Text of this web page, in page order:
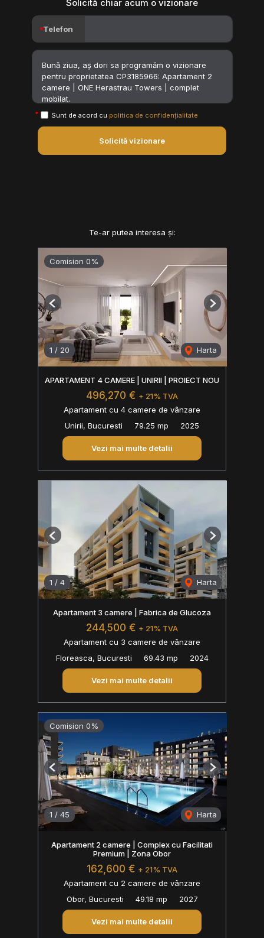
Solicită chiar acum o vizionare
Telefon
Sunt de acord cu politica de confidențialitate
Solicită vizionare
Te-ar putea interesa și:
Comision 0%
1 / 20 Harta
Previous Next
APARTAMENT 4 CAMERE | UNIRII | PROIECT NOU
496,270 € + 21% TVA
Apartament cu 4 camere de vânzare
Unirii, Bucuresti
79.25 mp 2025
Vezi mai multe detalii
1 / 4 Harta
Previous Next
Apartament 3 camere | Fabrica de Glucoza
244,500 € + 21% TVA
Apartament cu 3 camere de vânzare
Floreasca, Bucuresti
69.43 mp 2024
Vezi mai multe detalii
Comision 0%
1 / 45 Harta
Previous Next
Apartament 2 camere | Complex cu Facilitati
Premium | Zona Obor
162,600 € + 21% TVA
Apartament cu 2 camere de vânzare
Obor, Bucuresti
49.18 mp 2027
Vezi mai multe detalii